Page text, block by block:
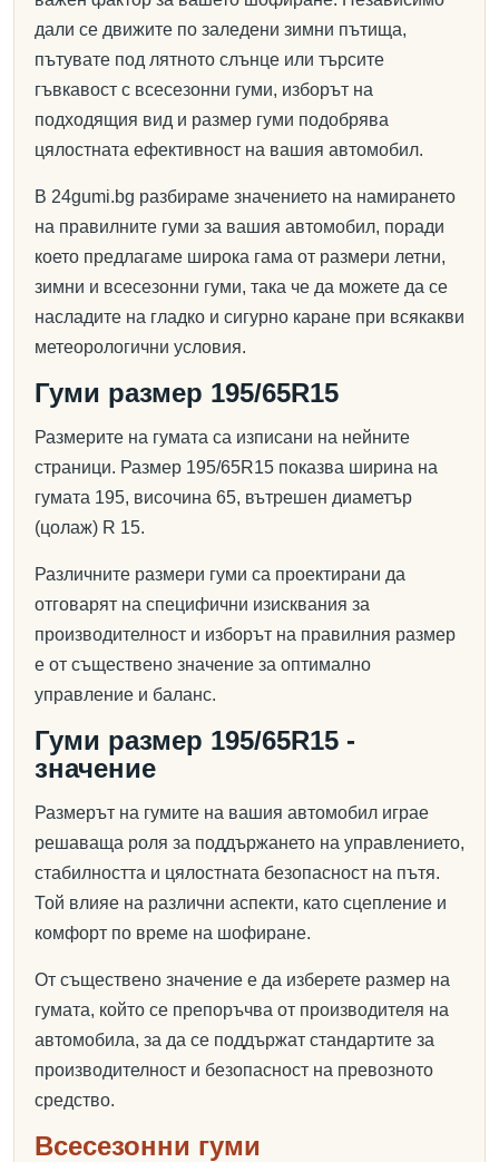
дали се движите по заледени зимни пътища,
пътувате под лятното слънце или търсите
гъвкавост с всесезонни гуми, изборът на
подходящия вид и размер гуми подобрява
цялостната ефективност на вашия автомобил.
В 24gumi.bg разбираме значението на намирането
на правилните гуми за вашия автомобил, поради
което предлагаме широка гама от размери летни,
зимни и всесезонни гуми, така че да можете да се
насладите на гладко и сигурно каране при всякакви
метеорологични условия.
Гуми размер 195/65R15
Размерите на гумата са изписани на нейните
страници. Размер 195/65R15 показва ширина на
гумата 195, височина 65, вътрешен диаметър
(цолаж) R 15.
Различните размери гуми са проектирани да
отговарят на специфични изисквания за
производителност и изборът на правилния размер
е от съществено значение за оптимално
управление и баланс.
Гуми размер 195/65R15 -
значение
Размерът на гумите на вашия автомобил играе
решаваща роля за поддържането на управлението,
стабилността и цялостната безопасност на пътя.
Той влияе на различни аспекти, като сцепление и
комфорт по време на шофиране.
От съществено значение е да изберете размер на
гумата, който се препоръчва от производителя на
автомобила, за да се поддържат стандартите за
производителност и безопасност на превозното
средство.
Всесезонни гуми